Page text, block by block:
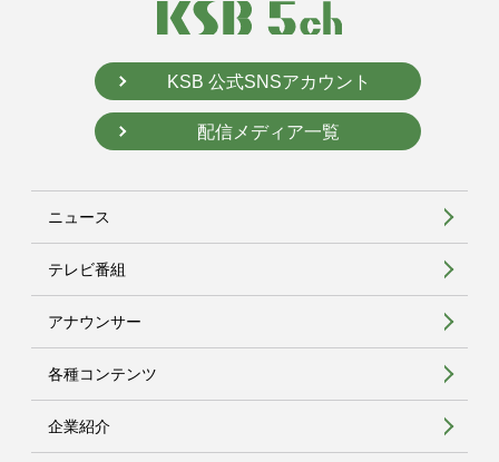
KSB 公式SNSアカウント
配信メディア一覧
ニュース
テレビ番組
アナウンサー
各種コンテンツ
企業紹介